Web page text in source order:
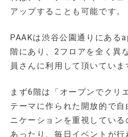
アップすることも可能です。
PAAKは渋谷公園通りにある
階にあり、2フロアを全く異
員さんに利用して頂いていま
まず6階は「オープンでクリ
テーマに作られた開放的で
ニケーションを重視してい
あったり、毎日イベントが行